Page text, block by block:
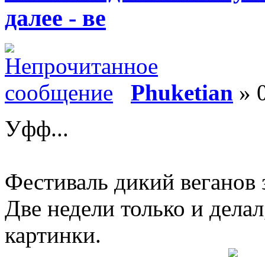
далее - ве
Phuketian »
Уфф...
Фестиваль дикий веганов
Две недели только и
картинки.